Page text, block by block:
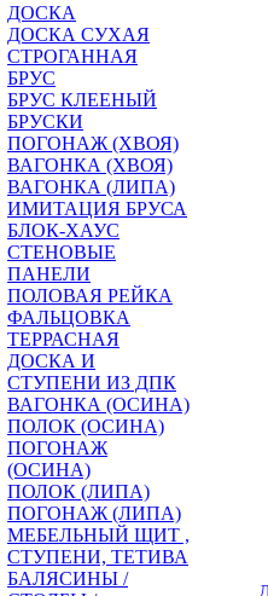
ДОСКА
ДОСКА СУХАЯ
СТРОГАННАЯ
БРУС
БРУС КЛЕЕНЫЙ
БРУСКИ
ПОГОНАЖ (ХВОЯ)
ВАГОНКА (ХВОЯ)
ВАГОНКА (ЛИПА)
ИМИТАЦИЯ БРУСА
БЛОК-ХАУС
СТЕНОВЫЕ
ПАНЕЛИ
ПОЛОВАЯ РЕЙКА
ФАЛЬЦОВКА
ТЕРРАСНАЯ
ДОСКА И
СТУПЕНИ ИЗ ДПК
ВАГОНКА (ОСИНА)
ПОЛОК (ОСИНА)
ПОГОНАЖ
(ОСИНА)
ПОЛОК (ЛИПА)
ПОГОНАЖ (ЛИПА)
МЕБЕЛЬНЫЙ ЩИТ ,
СТУПЕНИ, ТЕТИВА
БАЛЯСИНЫ /